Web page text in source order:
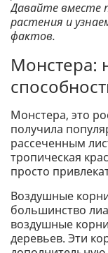
Давайте вместе
растения и
фактов.
Монстера:
Монстера, это
получила
рассеченным
тропическая
просто
Воздушные
большинство
воздушные
деревьев. Эти